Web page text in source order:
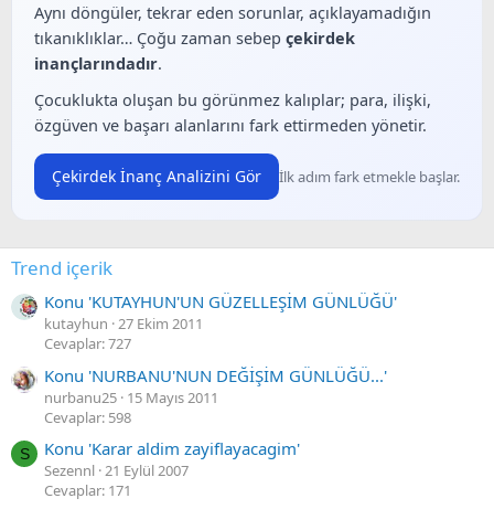
Aynı döngüler, tekrar eden sorunlar, açıklayamadığın
tıkanıklıklar… Çoğu zaman sebep çekirdek
inançlarındadır.
Çocuklukta oluşan bu görünmez kalıplar; para, ilişki,
özgüven ve başarı alanlarını fark ettirmeden yönetir.
Çekirdek İnanç Analizini Gör İlk adım fark etmekle başlar.
Trend içerik
Konu 'KUTAYHUN'UN GÜZELLEŞİM GÜNLÜĞÜ'
kutayhun 27 Ekim 2011
Cevaplar: 727
Konu 'NURBANU'NUN DEĞİŞİM GÜNLÜĞÜ...'
nurbanu25 15 Mayıs 2011
Cevaplar: 598
S Konu 'Karar aldim zayiflayacagim'
Sezennl 21 Eylül 2007
Cevaplar: 171